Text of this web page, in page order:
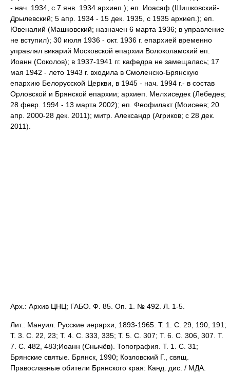
- нач. 1934, с 7 янв. 1934 архиеп.); еп. Иоасаф (Шишковский-
Дрылевский; 5 апр. 1934 - 15 дек. 1935, с 1935 архиеп.); еп.
Ювеналий (Машковский; назначен 6 марта 1936; в управление
не вступил); 30 июля 1936 - окт. 1936 г. епархией временно
управлял викарий Московской епархии Волоколамский еп.
Иоанн (Соколов); в 1937-1941 гг. кафедра не замещалась; 17
мая 1942 - лето 1943 г. входила в Смоленско-Брянскую
епархию Белорусской Церкви, в 1945 - нач. 1994 г.- в состав
Орловской и Брянской епархии; архиеп. Мелхиседек (Лебедев;
28 февр. 1994 - 13 марта 2002); еп. Феофилакт (Моисеев; 20
апр. 2000-28 дек. 2011); митр. Александр (Агриков; с 28 дек.
2011).
Арх.: Архив ЦНЦ; ГАБО. Ф. 85. Оп. 1. № 492. Л. 1-5.
Лит.: Мануил. Русские иерархи, 1893-1965. Т. 1. С. 29, 190, 191;
Т. 3. С. 22, 23; Т. 4. С. 333, 335; Т. 5. С. 307; Т. 6. С. 306, 307. Т.
7. С. 482, 483;Иоанн (Снычёв). Топография. Т. 1. С. 31;
Брянские святые. Брянск, 1990; Козловский Г., свящ.
Православные обители Брянского края: Канд. дис. / МДА.